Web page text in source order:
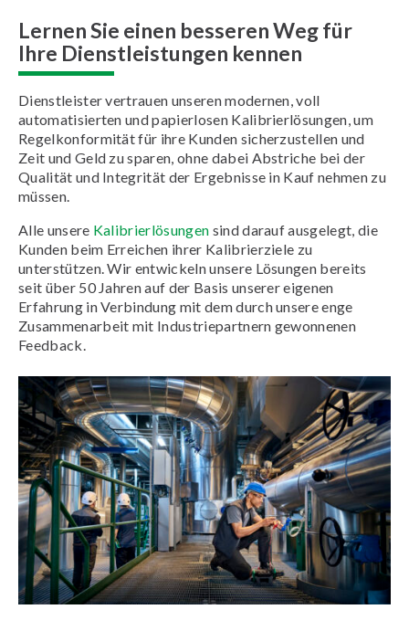
Lernen Sie einen besseren Weg für
Ihre Dienstleistungen kennen
Dienstleister vertrauen unseren modernen, voll
automatisierten und papierlosen Kalibrierlösungen, um
Regelkonformität für ihre Kunden sicherzustellen und
Zeit und Geld zu sparen, ohne dabei Abstriche bei der
Qualität und Integrität der Ergebnisse in Kauf nehmen zu
müssen.
Alle unsere Kalibrierlösungen sind darauf ausgelegt, die
Kunden beim Erreichen ihrer Kalibrierziele zu
unterstützen. Wir entwickeln unsere Lösungen bereits
seit über 50 Jahren auf der Basis unserer eigenen
Erfahrung in Verbindung mit dem durch unsere enge
Zusammenarbeit mit Industriepartnern gewonnenen
Feedback.